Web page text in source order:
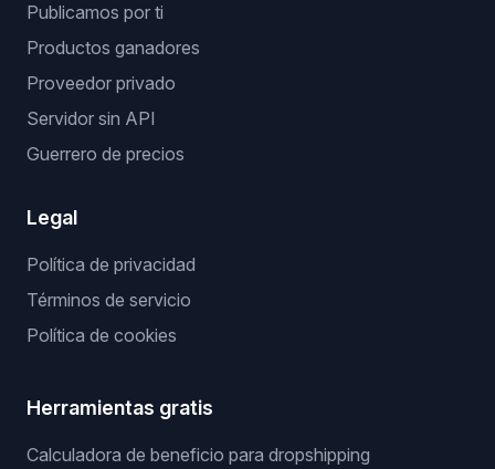
Publicamos por ti
Productos ganadores
Proveedor privado
Servidor sin API
Guerrero de precios
Legal
Política de privacidad
Términos de servicio
Política de cookies
Herramientas gratis
Calculadora de beneficio para dropshipping